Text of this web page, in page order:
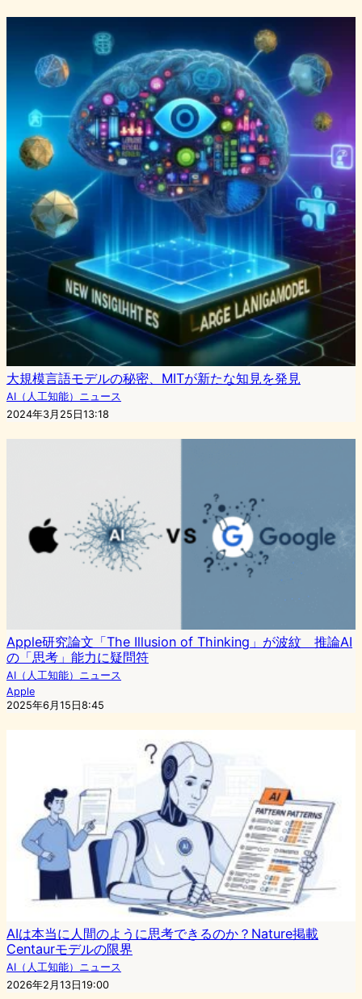
大規模言語モデルの秘密、MITが新たな知見を発見
AI（人工知能）ニュース
2024年3月25日13:18
Apple研究論文「The Illusion of Thinking」が波紋 推論AI
の「思考」能力に疑問符
AI（人工知能）ニュース
Apple
2025年6月15日8:45
AIは本当に人間のように思考できるのか？Nature掲載
Centaurモデルの限界
AI（人工知能）ニュース
2026年2月13日19:00